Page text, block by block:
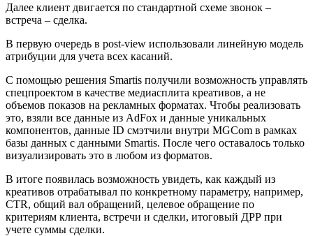
Далее клиент двигается по стандартной схеме звонок –
встреча – сделка.
В первую очередь в post-view использовали линейную модель
атрибуции для учета всех касаний.
С помощью решения Smartis получили возможность управлять
спецпроектом в качестве медиасплита креативов, а не
объемов показов на рекламных форматах. Чтобы реализовать
это, взяли все данные из AdFox и данные уникальных
компонентов, данные ID смэтчили внутри MGCom в рамках
базы данных с данными Smartis. После чего оставалось только
визуализировать это в любом из форматов.
В итоге появилась возможность увидеть, как каждый из
креативов отрабатывал по конкретному параметру, например,
CTR, общий вал обращений, целевое обращение по
критериям клиента, встречи и сделки, итоговый ДРР при
учете суммы сделки.